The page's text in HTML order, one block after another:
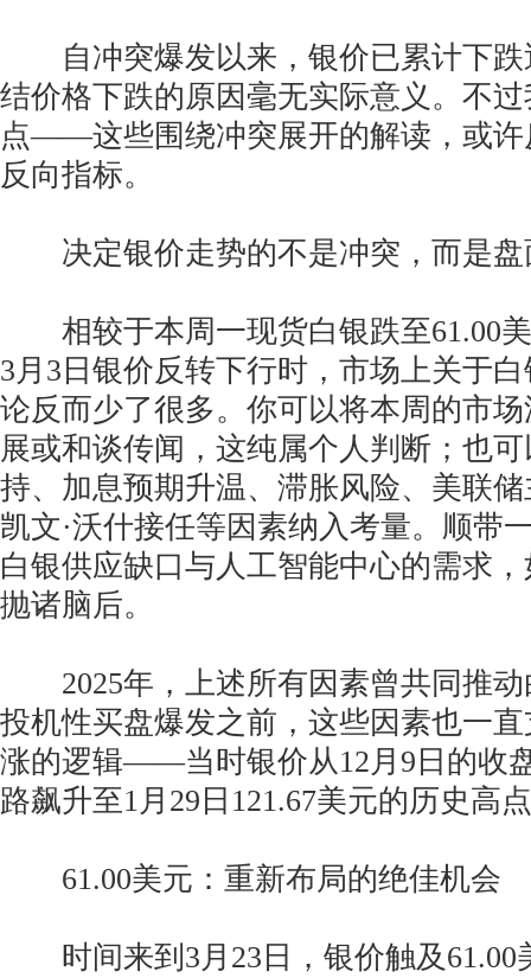
自冲突爆发以来，银价已累计下跌
结价格下跌的原因毫无实际意义。不
点——这些围绕冲突展开的解读，或许
反向指标。
决定银价走势的不是冲突，而是盘
相较于本周一现货白银跌至61.00
3月3日银价反转下行时，市场上关于
论反而少了很多。你可以将本周的市
展或和谈传闻，这纯属个人判断；也
持、加息预期升温、滞胀风险、美联
凯文·沃什接任等因素纳入考量。顺带
白银供应缺口与人工智能中心的需求
抛诸脑后。
2025年，上述所有因素曾共同推动
投机性买盘爆发之前，这些因素也一
涨的逻辑——当时银价从12月9日的收
路飙升至1月29日121.67美元的历史高
61.00美元：重新布局的绝佳机会
时间来到3月23日，银价触及61.00